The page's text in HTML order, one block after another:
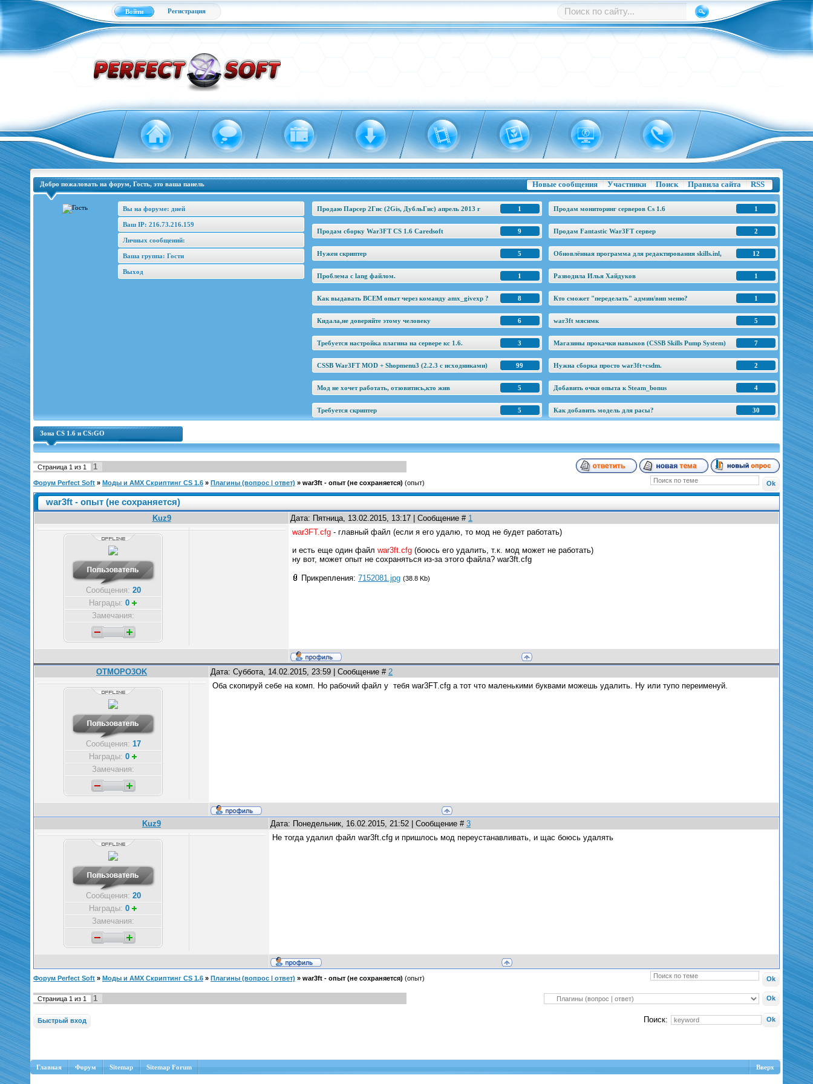
Войти Регистрация
Новые сообщения Участники Поиск Правила сайта RSS
Добро пожаловать на форум, Гость, это ваша панель
Вы на форуме: дней
Ваш IP: 216.73.216.159
Личных сообщений:
Ваша группа: Гости
Выход
1
Продаю Парсер 2Гис (2Gis, ДубльГис) апрель 2013 г 1
Продам мониторинг серверов Cs 1.6
9
Продам сборку War3FT CS 1.6 Caredsoft 2
Продам Fantastic War3FT сервер
5
Нужен скриптер 12
Обновлённая программа для редактирования skills.inl,
1
Проблема с lang файлом. 1
Разводила Илья Хайдуков
8
Как выдавать ВСЕМ опыт через команду amx_givexp ? 1
Кто сможет "переделать" админ/вип меню?
6
Кидала,не доверяйте этому человеку 5
war3ft мяснмк
3
Требуется настройка плагина на сервере кс 1.6. 7
Магазины прокачки навыков (CSSB Skills Pump System)
99
CSSB War3FT MOD + Shopmenu3 (2.2.3 c исходниками) 2
Нужна сборка просто war3ft+csdm.
5
Мод не хочет работать, отзовитись,кто жив 4
Добавить очки опыта к Steam_bonus
5
Требуется скриптер 30
Как добавить модель для расы?
Зона CS 1.6 и CS:GO
Страница 1 из 1 1
Форум Perfect Soft » Моды и AMX Скриптинг CS 1.6 » Плагины (вопрос | ответ) » war3ft - опыт (не сохраняется) (опыт)
war3ft - опыт (не сохраняется)
Kuz9 Дата: Пятница, 13.02.2015, 13:17 | Сообщение # 1
Сообщения: 20
Награды: 0
Замечания:
war3FT.cfg - главный файл (если я его удалю, то мод не будет работать)
и есть еще один файл war3ft.cfg (боюсь его удалить, т.к. мод может не работать)
ну вот, может опыт не сохраняться из-за этого файла? war3ft.cfg
Прикрепления: 7152081.jpg (38.8 Kb)
OTMOPO3OK Дата: Суббота, 14.02.2015, 23:59 | Сообщение # 2
Сообщения: 17
Награды: 0
Замечания:
Оба скопируй себе на комп. Но рабочий файл у тебя war3FT.cfg а тот что маленькими буквами можешь удалить. Ну или тупо переименуй.
Kuz9 Дата: Понедельник, 16.02.2015, 21:52 | Сообщение # 3
Сообщения: 20
Награды: 0
Замечания:
Не тогда удалил файл war3ft.cfg и пришлось мод переустанавливать, и щас боюсь удалять
Форум Perfect Soft » Моды и AMX Скриптинг CS 1.6 » Плагины (вопрос | ответ) » war3ft - опыт (не сохраняется) (опыт)
Страница 1 из 1 1
Поиск:
Главная Форум Sitemap Sitemap Forum Вверх